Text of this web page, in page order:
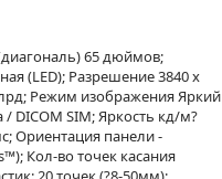
65 дюймов;
(LED); Разрешение 3840 x
Режим изображения Яркий
DICOM SIM; Яркость кд/м?
Ориентация панели -
Кол-во точек касания